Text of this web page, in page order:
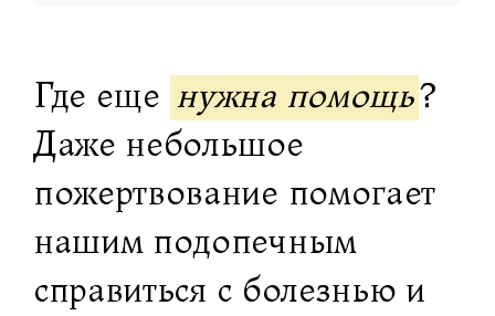
Где еще нужна помощь?
Даже небольшое
пожертвование помогает
нашим подопечным
справиться с болезнью и